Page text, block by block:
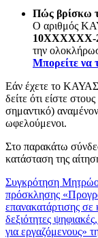
Πώς βρίσκω
Ο αριθμός
10ΧΧΧΧΧΧ-
την
Μπορείτε να
Εάν έχετε το
δείτε ότι είστε
σημαντικό)
ωφελούμενοι.
Στο παρακάτω
κατάσταση της
Συγκρότηση
πρόσκλησης
επανακατάρτισης
δεξιότητες
για εργαζόμενους»